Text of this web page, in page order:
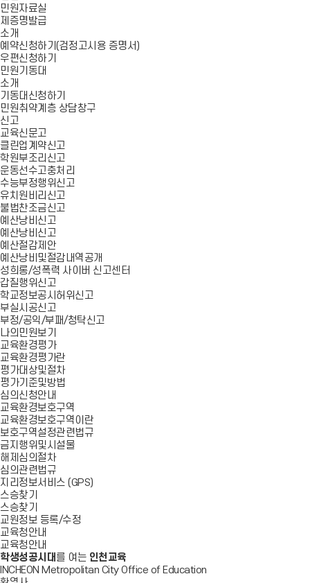
민원자료실
제증명발급
소개
예약신청하기(검정고시용 증명서)
우편신청하기
민원기동대
소개
기동대신청하기
민원취약계층 상담창구
신고
교육신문고
클린업계약신고
학원부조리신고
운동선수고충처리
수능부정행위신고
유치원비리신고
불법찬조금신고
예산낭비신고
예산낭비신고
예산절감제안
예산낭비및절감내역공개
성희롱/성폭력 사이버 신고센터
갑질행위신고
학교정보공시허위신고
부실시공신고
부정/공익/부패/청탁신고
나의민원보기
교육환경평가
교육환경평가란
평가대상및절차
평가기준및방법
심의신청안내
교육환경보호구역
교육환경보호구역이란
보호구역설정관련법규
금지행위및시설물
해제심의절차
심의관련법규
지리정보서비스 (GPS)
스승찾기
스승찾기
교원정보 등록/수정
교육청안내
교육청안내
학생성공시대 를 여는 인천교육
INCHEON Metropolitan City Office of Education